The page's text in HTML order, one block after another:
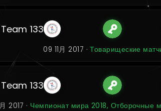
Team 133
09 11月 2017 ·Товарищеские
Team 133
2017 · Чемпионат мира 2018, Отборочные